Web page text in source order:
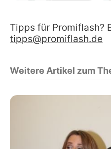
Tipps für Promiflash?
tipps@promiflash.de
Weitere Artikel zum